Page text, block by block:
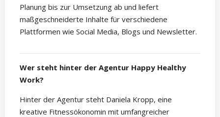
Planung bis zur Umsetzung ab und liefert
maßgeschneiderte Inhalte für verschiedene
Plattformen wie Social Media, Blogs und Newsletter.
Wer steht hinter der Agentur Happy Healthy
Work?
Hinter der Agentur steht Daniela Kropp, eine
kreative Fitnessökonomin mit umfangreicher